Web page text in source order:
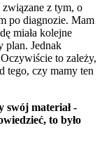
związane z tym, o
po diagnozie. Mam
miała kolejne
plan. Jednak
to zależy,
tego, czy mamy ten
swój materiał -
to było